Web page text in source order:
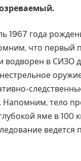
1967 года
что первый
водворен в СИЗО
Напомним, тело
яме в 100
ведется